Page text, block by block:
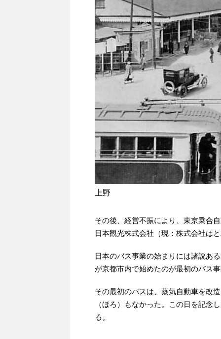
上野
その後、経営不振により、東京乗合
日本観光株式会社（現：株式会社は
日本のバス事業の始まりには諸説あ
が京都市内で始めたのが最初のバス
その最初のバスは、蒸気自動車を改
（ほろ）もなかった。この日を記念
る。